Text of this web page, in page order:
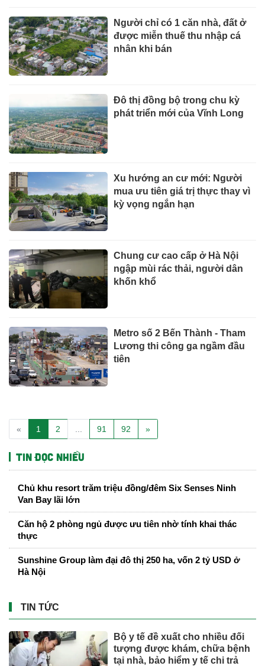
Người chỉ có 1 căn nhà, đất ở
được miễn thuế thu nhập cá
nhân khi bán
Đô thị đồng bộ trong chu kỳ
phát triển mới của Vĩnh Long
Xu hướng an cư mới: Người
mua ưu tiên giá trị thực thay vì
kỳ vọng ngắn hạn
Chung cư cao cấp ở Hà Nội
ngập mùi rác thải, người dân
khốn khổ
Metro số 2 Bến Thành - Tham
Lương thi công ga ngầm đầu
tiên
« 1 2 91 92 »
Tin đọc nhiều
Chủ khu resort trăm triệu đồng/đêm Six Senses Ninh
Van Bay lãi lớn
Căn hộ 2 phòng ngủ được ưu tiên nhờ tính khai thác
thực
Sunshine Group làm đại đô thị 250 ha, vốn 2 tỷ USD ở
Hà Nội
TIN TỨC
Bộ y tế đề xuất cho nhiều đối
tượng được khám, chữa bệnh
tại nhà, bảo hiểm y tế chi trả